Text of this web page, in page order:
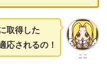
ここ
取得した
応されるの！